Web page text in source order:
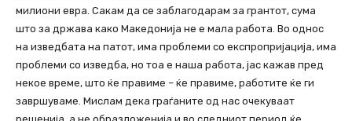
милиони евра. Сакам да се заблагодарам за грантот, сума
што за држава како Македонија не е мала работа. Во однос
на изведбата на патот, има проблеми со експропријација, има
проблеми со изведба, но тоа е наша работа, јас кажав пред
некое време, што ќе правиме – ќе правиме, работите ќе ги
завршуваме. Мислам дека граѓаните од нас очекуваат